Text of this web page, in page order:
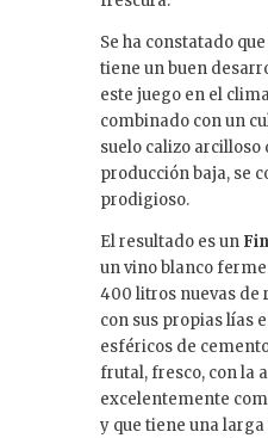
Se ha constatado
tiene un buen
este juego en el
combinado con un
suelo calizo arcilloso
producción baja, se
prodigioso.
El resultado es un
un vino blanco
400 litros nuevas de
con sus propias lías
esféricos de
frutal, fresco, con la
excelentemente
y que tiene una